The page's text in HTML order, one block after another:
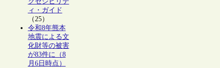
ィ・ガイド
（25）
令和8年熊本
地震による文
化財等の被害
が83件に（8
月6日時点）